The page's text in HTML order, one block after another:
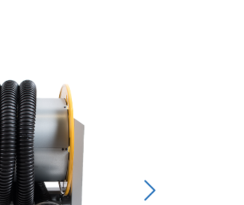
Seuraava